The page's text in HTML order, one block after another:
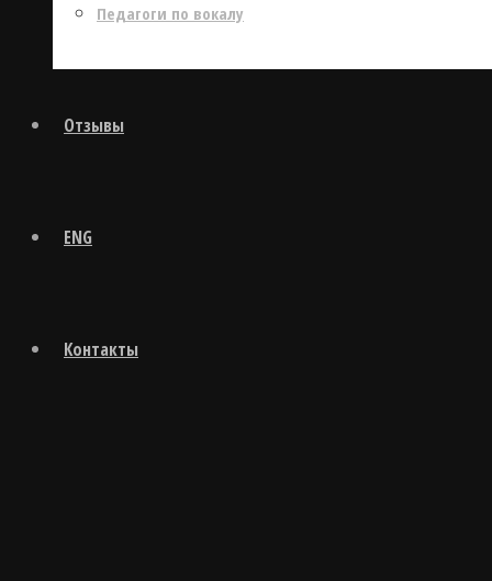
Педагоги по вокалу
Отзывы
ENG
Контакты